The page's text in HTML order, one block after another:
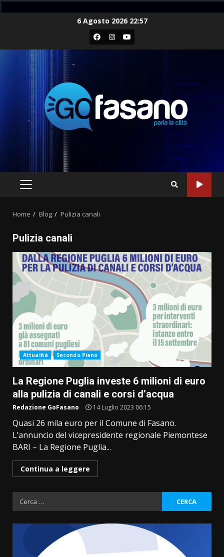
6 Agosto 2026 22:57
Facebook
Instagram
Youtube
PRIMARY
Home Blog Pulizia canali
Pulizia canali
Attualità Secondo Piano
La Regione Puglia investe 6 milioni di euro
alla pulizia di canali e corsi d’acqua
Redazione GoFasano 14 Luglio 2023 06:15
Quasi 26 mila euro per il Comune di Fasano.
L’annuncio del vicepresidente regionale Piemontese
BARI – La Regione Puglia...
Continua a leggere
Ricerca
per: